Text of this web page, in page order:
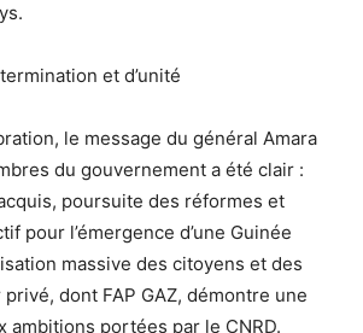
et d’unité
le message du général Amara
du gouvernement a été clair :
poursuite des réformes et
pour l’émergence d’une Guinée
massive des citoyens et des
dont FAP GAZ, démontre une
ambitions portées par le CNRD.